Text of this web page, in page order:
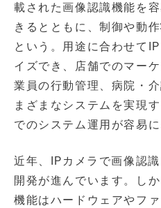
載された画像認識機能を
きるとともに、制御や動
という。用途に合わせて
イズでき、店舗でのマー
業員の行動管理、病院・
まざまなシステムを実現
でのシステム運用が容易
近年、IPカメラで画像認
開発が進んでいます。し
機能はハードウェアやフ